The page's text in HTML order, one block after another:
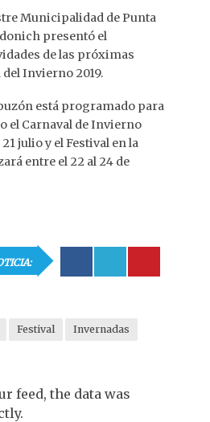
Municipalidad de Punta
presentó el
de las próximas
Invierno 2019.
está programado para
el Carnaval de Invierno
julio y el Festival en la
entre el 22 al 24 de
Festival Invernadas
feed, the data was